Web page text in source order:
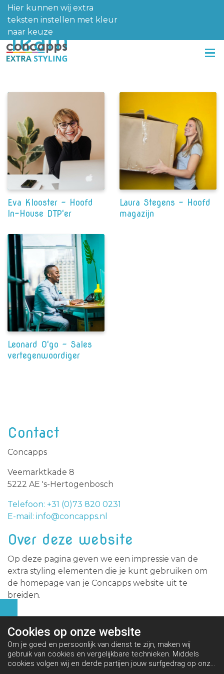
Hier kunnen wij extra
teksten instellen met kleur
naar keuze
Team
Eva Klooster - Hoofd
In-House DTP'er
Laura Stegens - Hoofd
magazijn
Leonard O'go - Sales
vertegenwoordiger
Contact
Concapps
Veemarktkade 8
5222 AE 's-Hertogenbosch
Telefoon: +31 (0)73 820 0231
E-mail: info@concapps.nl
Over deze website
Op deze pagina geven we een impressie van de
extra styling elementen die je kunt gebruiken om
de homepage van je Concapps website uit te
breiden.
Cookies op onze website
Om je goed en persoonlijk van dienst te zijn, maken wij
gebruik van cookies en vergelijkbare technieken. Middels
cookies volgen wij en derde partijen jouw surfgedrag op onze